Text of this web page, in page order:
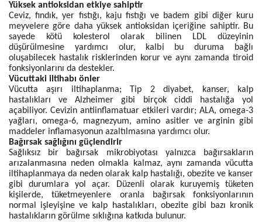
Yüksek antioksidan etkiye sahiptir
Ceviz, fındık, yer fıstığı, kaju fıstığı ve badem gibi diğer kuru
meyvelere göre daha yüksek antioksidan içeriğine sahiptir. Bu
sayede kötü kolesterol olarak bilinen LDL düzeyinin
düşürülmesine yardımcı olur, kalbi bu duruma bağlı
oluşabilecek hastalık risklerinden korur ve aynı zamanda tiroid
fonksiyonlarını da destekler.
Vücuttaki iltihabı önler
Vücutta aşırı iltihaplanma; Tip 2 diyabet, kanser, kalp
hastalıkları ve Alzheimer gibi birçok ciddi hastalığa yol
açabiliyor. Cevizin antiinflamatuar etkileri vardır; ALA, omega-3
yağları, omega-6, magnezyum, amino asitler ve arginin gibi
maddeler inflamasyonun azaltılmasına yardımcı olur.
Bağırsak sağlığını güçlendirir
Sağlıksız bir bağırsak mikrobiyotası yalnızca bağırsakların
arızalanmasına neden olmakla kalmaz, aynı zamanda vücutta
iltihaplanmaya da neden olarak kalp hastalığı, obezite ve kanser
gibi durumlara yol açar. Düzenli olarak kuruyemiş tüketen
kişilerde, tüketmeyenlere oranla bağırsak fonksiyonlarının
normal işleyişine ve kalp hastalıkları, obezite gibi bazı kronik
hastalıkların görülme sıklığına katkıda bulunur.